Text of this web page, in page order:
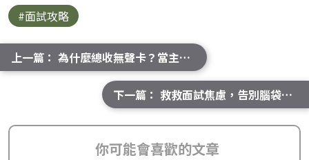
#面試攻略
上一篇： 為什麼總收無聲卡？當主管後我才看懂人資流程
下一篇： 救救面試焦慮，告別腦袋空空！AI模擬面試實測心得
你可能會喜歡的文章